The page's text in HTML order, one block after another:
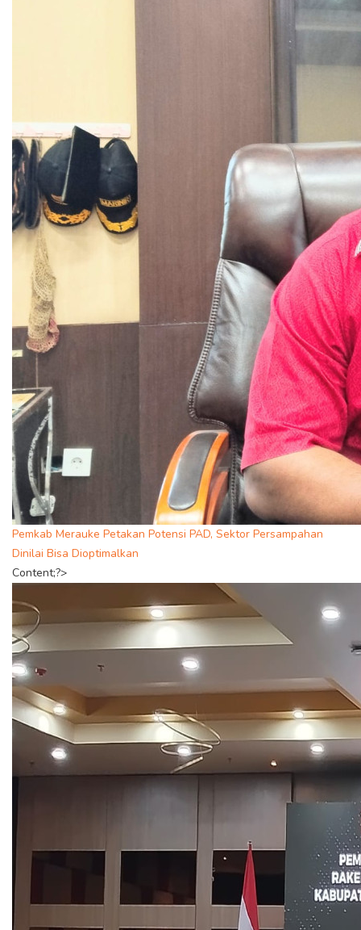
Pemkab Merauke Petakan Potensi PAD, Sektor Persampahan
Dinilai Bisa Dioptimalkan
Content;?>